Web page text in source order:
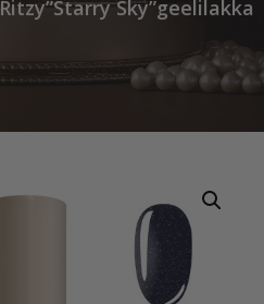
Ritzy”Starry Sky”geelilakka